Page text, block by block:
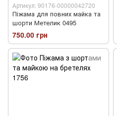
Артикул: 90176-00000042720
Піжама для повних майка та
шорти Метелик 0495
750.00 грн